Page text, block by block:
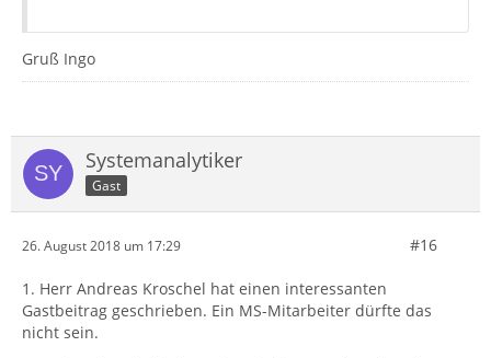
Gruß Ingo
Systemanalytiker
Gast
26. August 2018 um 17:29 #16
1. Herr Andreas Kroschel hat einen interessanten
Gastbeitrag geschrieben. Ein MS-Mitarbeiter dürfte das
nicht sein.